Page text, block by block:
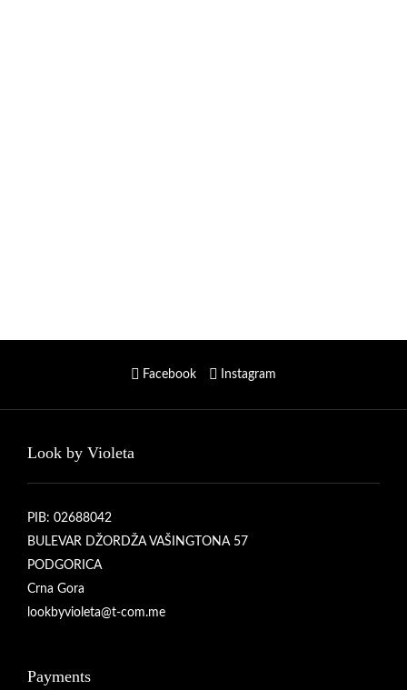
Facebook Instagram
Look by Violeta
PIB: 02688042
BULEVAR DŽORDŽA VAŠINGTONA 57
PODGORICA
Crna Gora
lookbyvioleta@t-com.me
Payments